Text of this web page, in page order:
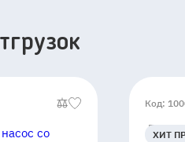
Код:
ХИТ